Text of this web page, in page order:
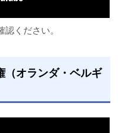
認ください。
（オランダ・ベルギ